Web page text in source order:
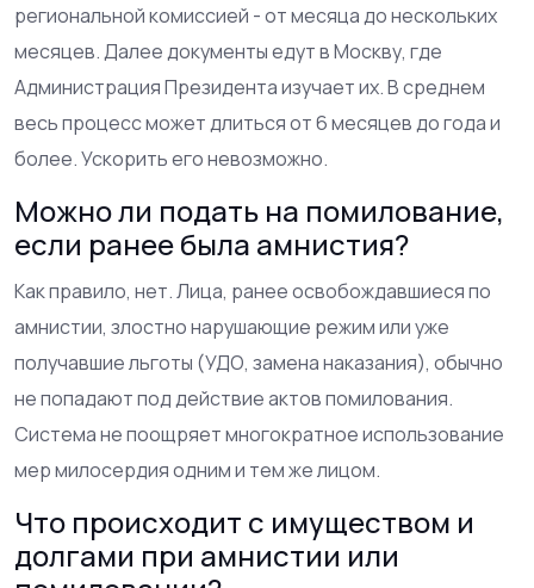
региональной комиссией - от месяца до нескольких
месяцев. Далее документы едут в Москву, где
Администрация Президента изучает их. В среднем
весь процесс может длиться от 6 месяцев до года и
более. Ускорить его невозможно.
Можно ли подать на помилование,
если ранее была амнистия?
Как правило, нет. Лица, ранее освобождавшиеся по
амнистии, злостно нарушающие режим или уже
получавшие льготы (УДО, замена наказания), обычно
не попадают под действие актов помилования.
Система не поощряет многократное использование
мер милосердия одним и тем же лицом.
Что происходит с имуществом и
долгами при амнистии или